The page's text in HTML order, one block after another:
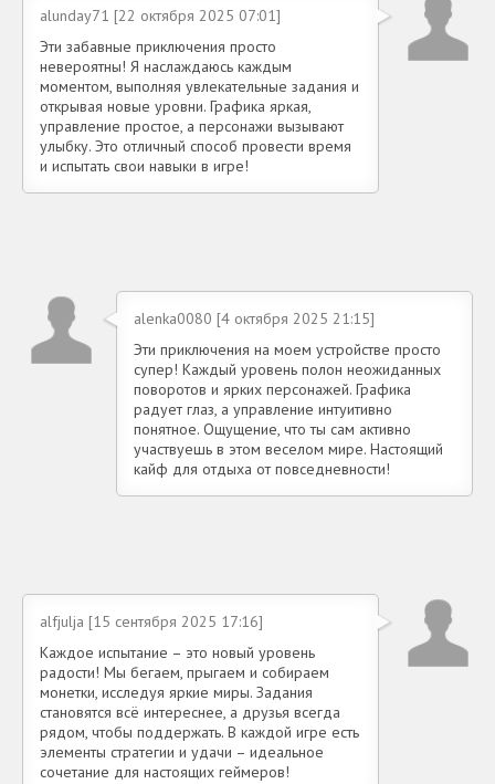
alunday71 [22 октября 2025 07:01]
Эти забавные приключения просто
невероятны! Я наслаждаюсь каждым
моментом, выполняя увлекательные задания и
открывая новые уровни. Графика яркая,
управление простое, а персонажи вызывают
улыбку. Это отличный способ провести время
и испытать свои навыки в игре!
alenka0080 [4 октября 2025 21:15]
Эти приключения на моем устройстве просто
супер! Каждый уровень полон неожиданных
поворотов и ярких персонажей. Графика
радует глаз, а управление интуитивно
понятное. Ощущение, что ты сам активно
участвуешь в этом веселом мире. Настоящий
кайф для отдыха от повседневности!
alfjulja [15 сентября 2025 17:16]
Каждое испытание – это новый уровень
радости! Мы бегаем, прыгаем и собираем
монетки, исследуя яркие миры. Задания
становятся всё интереснее, а друзья всегда
рядом, чтобы поддержать. В каждой игре есть
элементы стратегии и удачи – идеальное
сочетание для настоящих геймеров!